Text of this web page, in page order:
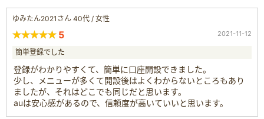
ゆみたん2021さん 40代 / 女性
5 2021-11-12
簡単登録でした
登録がわかりやすくて、簡単に口座開設できました。
少し、メニューが多くて開設後はよくわからないところもあり
ましたが、それはどこでも同じだと思います。
auは安心感があるので、信頼度が高いていいと思います。